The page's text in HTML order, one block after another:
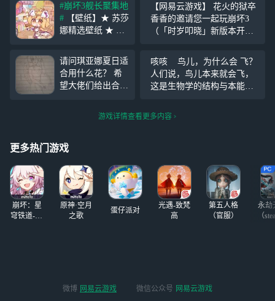
#崩坏3舰长聚集地
#
娜精选壁纸 ★ 湛
霜，轻轻捧起冰甜
的心意，期许每一
次努力都能收获甜
蜜的奖励。 为舰
壁纸，希望舰长喜
【网易云游戏】 花火的狱卒
香香的邀请您一起玩崩坏3
（「时岁叩晓」新版本开
关注我，来网易云游戏一起
玩吧~ https://cg.163.com?page
=live&user_i
请问琪亚娜夏日适
合用什么花？ 希
望大佬们给出合适
画完的，不要喷的
咳咳 鸟儿，为什么会 飞？
人们说，鸟儿本来就会飞，
这是生物学的结构与本能造
的馈赠。 浪漫的哲人说，
游戏详情查看更多内容
更多热门游戏
崩坏：星
穹铁道-4.4
原神·空月
之歌
蛋仔派对
光遇-致梵
高
第五人格
（官服）
永劫
（
微博 网易云游戏 微信公众号 网易云游戏